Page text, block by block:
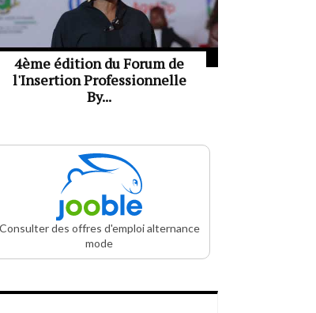
4ème édition du Forum de
l'Insertion Professionnelle
By...
Consulter des offres d'emploi alternance
mode